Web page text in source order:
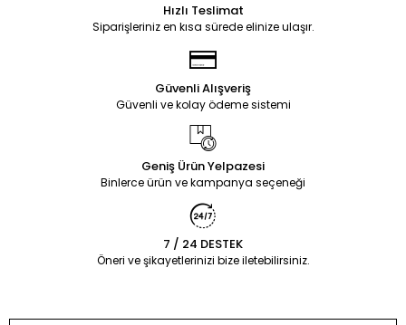
Hızlı Teslimat
Siparişleriniz en kısa sürede elinize ulaşır.
Güvenli Alışveriş
Güvenli ve kolay ödeme sistemi
Geniş Ürün Yelpazesi
Binlerce ürün ve kampanya seçeneği
7 / 24 DESTEK
Öneri ve şikayetlerinizi bize iletebilirsiniz.